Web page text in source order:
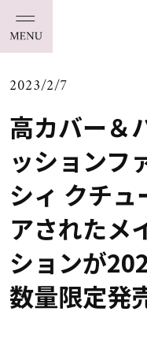
2023/2/7
高カバー＆
ッションフ
シィ クチュ
アされたメ
ションが
数量限定発